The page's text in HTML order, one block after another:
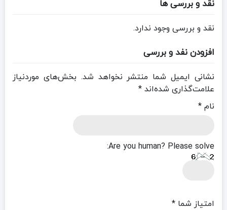
نقد و بررسی ها
نقد و بررسی وجود ندارد.
افزودن نفد و بررسی
نشانی ایمیل شما منتشر نخواهد شد. بخش‌های موردنیاز
علامت‌گذاری شده‌اند *
نام *
Are you human? Please solve:
امتیاز شما *